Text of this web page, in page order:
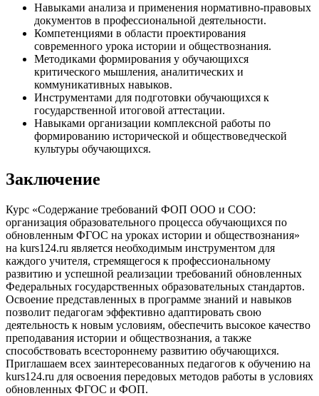
Навыками анализа и применения нормативно-правовых
документов в профессиональной деятельности.
Компетенциями в области проектирования
современного урока истории и обществознания.
Методиками формирования у обучающихся
критического мышления, аналитических и
коммуникативных навыков.
Инструментами для подготовки обучающихся к
государственной итоговой аттестации.
Навыками организации комплексной работы по
формированию исторической и обществоведческой
культуры обучающихся.
Заключение
Курс «Содержание требований ФОП ООО и СОО:
организация образовательного процесса обучающихся по
обновленным ФГОС на уроках истории и обществознания»
на kurs124.ru является необходимым инструментом для
каждого учителя, стремящегося к профессиональному
развитию и успешной реализации требований обновленных
Федеральных государственных образовательных стандартов.
Освоение представленных в программе знаний и навыков
позволит педагогам эффективно адаптировать свою
деятельность к новым условиям, обеспечить высокое качество
преподавания истории и обществознания, а также
способствовать всестороннему развитию обучающихся.
Приглашаем всех заинтересованных педагогов к обучению на
kurs124.ru для освоения передовых методов работы в условиях
обновленных ФГОС и ФОП.